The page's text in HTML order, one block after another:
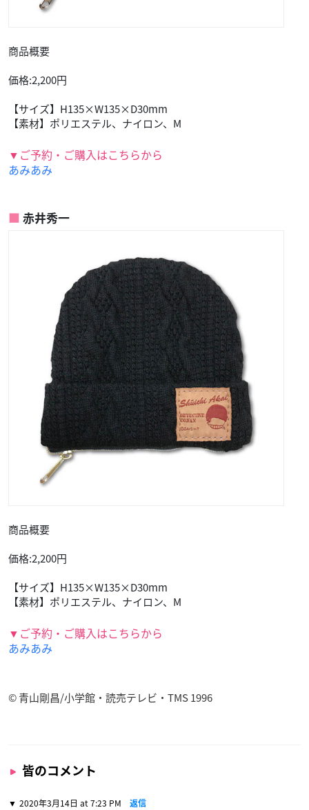
商品概要
価格:2,200円
【サイズ】H135×W135×D30mm
【素材】ポリエステル、ナイロン、M
▼ご予約・ご購入はこちらから
あみあみ
赤井秀一
商品概要
価格:2,200円
【サイズ】H135×W135×D30mm
【素材】ポリエステル、ナイロン、M
▼ご予約・ご購入はこちらから
あみあみ
© 青山剛昌/小学館・読売テレビ・TMS 1996
皆のコメント
2020年3月14日 at 7:23 PM 返信